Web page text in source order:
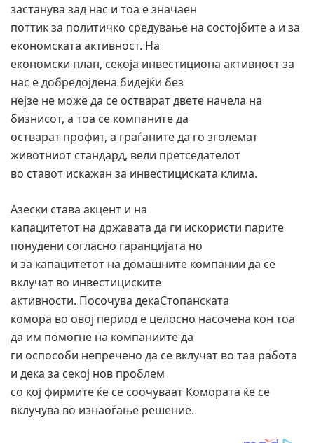
застанува зад нас и тоа е значаен
поттик за политичко средување на состојбите а и за
економската активност. На
економски план, секоја инвестициона активност за
нас е добредојдена бидејќи без
нејзе не може да се остварат двете начела на
бизнисот, а тоа се компаните да
остварат профит, а граѓаните да го зголемат
животниот стандард, вели претседателот
во ставот искажан за инвестициската клима.
Азески става акцент и на
капацитетот на државата да ги искористи парите
понудени согласно гаранцијата но
и за капацитетот на домашните компании да се
вклучат во инвестициските
активности. Посочува декаСтопанската
комора во овој период е целосно насочена кон тоа
да им помогне на компаниите да
ги оспособи непречено да се вклучат во таа работа
и дека за секој нов проблем
со кој фирмите ќе се соочуваат Комората ќе се
вклучува во изнаоѓање решение.